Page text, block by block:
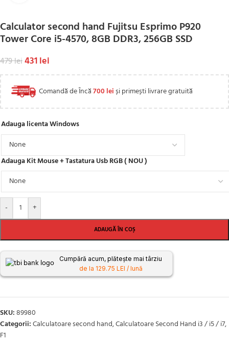
Calculator second hand Fujitsu Esprimo P920
Tower Core i5-4570, 8GB DDR3, 256GB SSD
479lei431lei
Comandă de Încă700 leiși primești livrare gratuită
Adauga licenta Windows
Adauga Kit Mouse + Tastatura Usb RGB ( NOU )
- +
ADAUGĂ ÎN COȘ
Cumpără acum, plătește mai târziu
de la 129.75 LEI / lună
SKU:89980
Categorii:Calculatoare second hand,Calculatoare Second Hand i3 / i5 / i7,
F1